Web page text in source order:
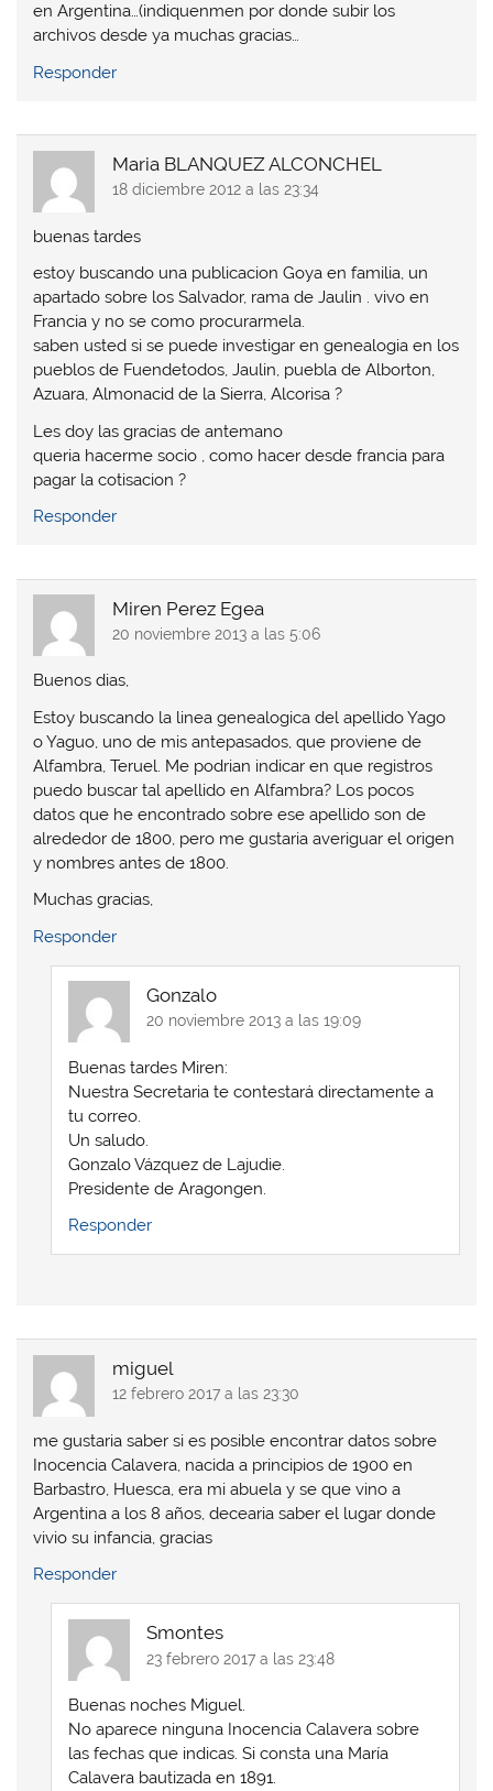
en Argentina…(indiquenmen por donde subir los
archivos desde ya muchas gracias…
Responder
Maria BLANQUEZ ALCONCHEL
18 diciembre 2012 a las 23:34
buenas tardes
estoy buscando una publicacion Goya en familia, un
apartado sobre los Salvador, rama de Jaulin . vivo en
Francia y no se como procurarmela.
saben usted si se puede investigar en genealogia en los
pueblos de Fuendetodos, Jaulin, puebla de Alborton,
Azuara, Almonacid de la Sierra, Alcorisa ?
Les doy las gracias de antemano
queria hacerme socio , como hacer desde francia para
pagar la cotisacion ?
Responder
Miren Perez Egea
20 noviembre 2013 a las 5:06
Buenos dias,
Estoy buscando la linea genealogica del apellido Yago
o Yaguo, uno de mis antepasados, que proviene de
Alfambra, Teruel. Me podrian indicar en que registros
puedo buscar tal apellido en Alfambra? Los pocos
datos que he encontrado sobre ese apellido son de
alrededor de 1800, pero me gustaria averiguar el origen
y nombres antes de 1800.
Muchas gracias,
Responder
Gonzalo
20 noviembre 2013 a las 19:09
Buenas tardes Miren:
Nuestra Secretaria te contestará directamente a
tu correo.
Un saludo.
Gonzalo Vázquez de Lajudie.
Presidente de Aragongen.
Responder
miguel
12 febrero 2017 a las 23:30
me gustaria saber si es posible encontrar datos sobre
Inocencia Calavera, nacida a principios de 1900 en
Barbastro, Huesca, era mi abuela y se que vino a
Argentina a los 8 años, decearia saber el lugar donde
vivio su infancia, gracias
Responder
Smontes
23 febrero 2017 a las 23:48
Buenas noches Miguel.
No aparece ninguna Inocencia Calavera sobre
las fechas que indicas. Si consta una María
Calavera bautizada en 1891.